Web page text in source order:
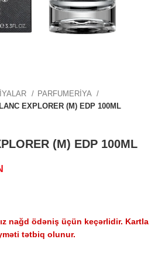
PARFUMERİYA
EXPLORER (M) EDP 100ML
(M) EDP 100ML
was: 175.0 AZN.
nağd ödəniş üçün keçərlidir. Kartla
tətbiq olunur.